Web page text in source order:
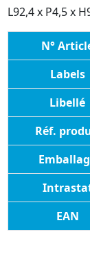
L92,4 x P4,5 x
N°
Labels
Libellé
Réf.
EAN